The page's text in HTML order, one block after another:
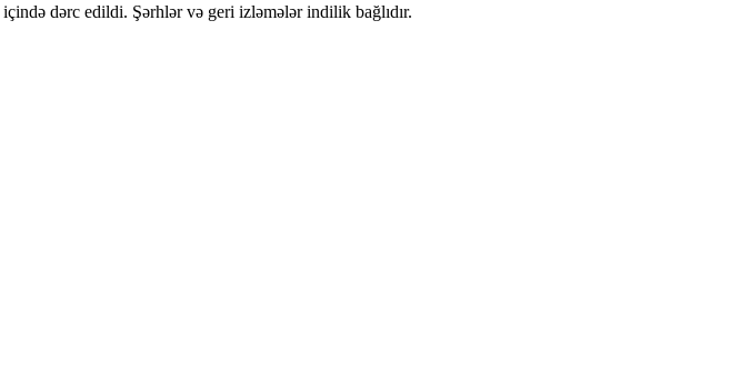
içində dərc edildi. Şərhlər və geri izləmələr indilik bağlıdır.